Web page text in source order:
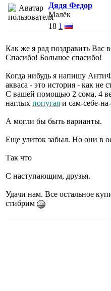
Дядя Федор
Малёк
18 1
Как же я рад поздравить Вас
Спасибо! Большое спасибо!
Когда нибудь я напишу
акваса - это история - как не
С вашей помощью 2 сома, 4
наглых попугая и сам-себе-
А могли бы быть варианты.
Еще улиток забыл. Но они в
Так что
С наступающим, друзья.
Удачи нам. Все остальное
стибрим